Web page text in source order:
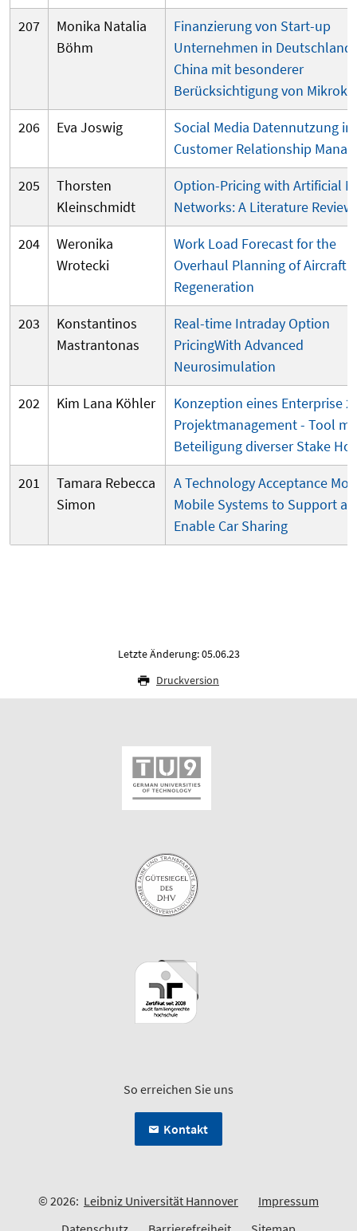
207
Monika Natalia
Böhm
Finanzierung von Start-up
Unternehmen in Deutschland
China mit besonderer
Berücksichtigung von
206
Eva Joswig
Social Media Datennutzung im
Customer Relationship
205
Thorsten
Kleinschmidt
Option-Pricing with Artificial
Networks: A Literature Review
204
Weronika
Wrotecki
Work Load Forecast for the
Overhaul Planning of Aircraft
Regeneration
203
Konstantinos
Mastrantonas
Real-time Intraday Option
PricingWith Advanced
Neurosimulation
202
Kim Lana Köhler
Konzeption eines Enterprise
Projektmanagement - Tool
Beteiligung diverser Stake
201
Tamara Rebecca
Simon
A Technology Acceptance
Mobile Systems to Support
Enable Car Sharing
Letzte Änderung: 05.06.23
Druckversion
So erreichen Sie uns
Kontakt
© 2026: Leibniz Universität Hannover
Impressum